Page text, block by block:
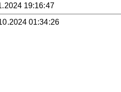
19:16:47
01:34:26